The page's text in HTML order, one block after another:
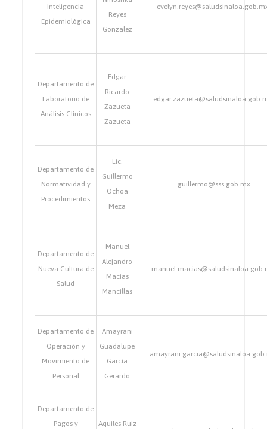
Inteligencia
Epidemiológica
Reyes
Gonzalez
Departamento de
Laboratorio de
Análisis Clínicos
Edgar
Ricardo
Zazueta
Zazueta
Departamento de
Normatividad y
Procedimientos
Lic.
Guillermo
Ochoa
Meza
guillermo@sss.gob.mx
Departamento de
Nueva Cultura de
Salud
Manuel
Alejandro
Macias
Mancillas
Departamento de
Operación y
Movimiento de
Personal
Amayrani
Guadalupe
García
Gerardo
Departamento de
Pagos y
Aquiles Ruiz